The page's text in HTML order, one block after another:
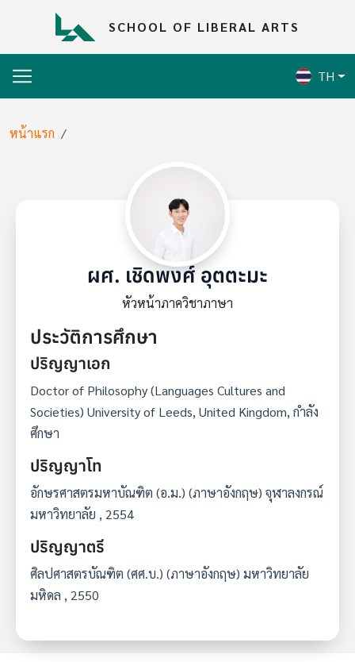
SCHOOL OF LIBERAL ARTS
TH
Breadcrumb
หน้าแรก
ผศ. เชิดพงศ์ อุตตะมะ
หัวหน้าภาควิชาภาษา
ประวัติการศึกษา
ปริญญาเอก
Doctor of Philosophy (Languages Cultures and
Societies) University of Leeds, United Kingdom, กำลัง
ศึกษา
ปริญญาโท
อักษรศาสตรมหาบัณฑิต (อ.ม.) (ภาษาอังกฤษ) จุฬาลงกรณ์
มหาวิทยาลัย , 2554
ปริญญาตรี
ศิลปศาสตรบัณฑิต (ศศ.บ.) (ภาษาอังกฤษ) มหาวิทยาลัย
มหิดล , 2550